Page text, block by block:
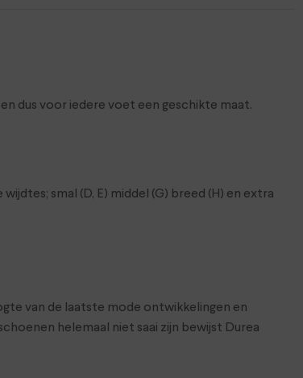
dus voor iedere voet een geschikte maat.
smal (D, E) middel (G) breed (H) en extra
van de laatste mode ontwikkelingen en
helemaal niet saai zijn bewijst Durea